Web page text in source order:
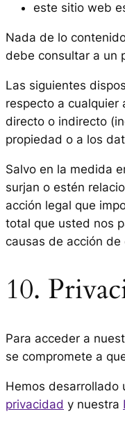
este sitio web
Nada de lo
debe consultar a un
Las siguientes
respecto a cualquier
directo o indirecto
propiedad o a los
Salvo en la medida
surjan o estén
acción legal que
total que usted nos
causas de acción
10.
Para acceder a
se compromete a
Hemos desarrollado
privacidad y nuestra